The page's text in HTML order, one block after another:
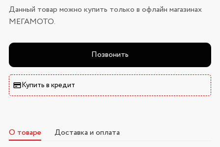
Данный товар можно купить только в офлайн магазинах
МЕГАМОТО.
Позвонить
Купить в кредит
О товаре Доставка и оплата